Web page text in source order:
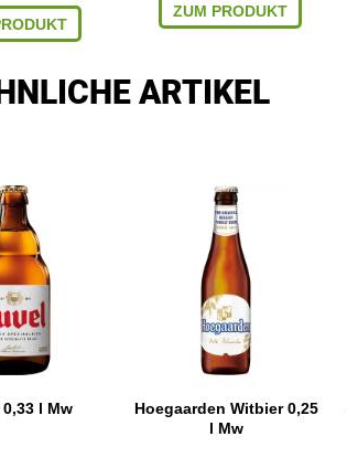
ZUM PRODUKT
ARTIKEL
l Mw
Hoegaarden Witbier 0,25
l Mw